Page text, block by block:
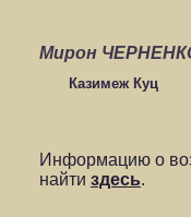
Мирон
Казимеж Куц
Информацию о
найти здесь.